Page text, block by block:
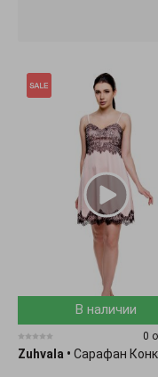
В наличии
0
Zuhvala • Сарафан